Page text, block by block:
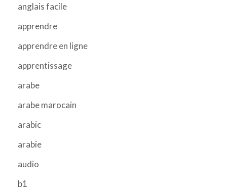
anglais facile
apprendre
apprendre en ligne
apprentissage
arabe
arabe marocain
arabic
arabie
audio
b1